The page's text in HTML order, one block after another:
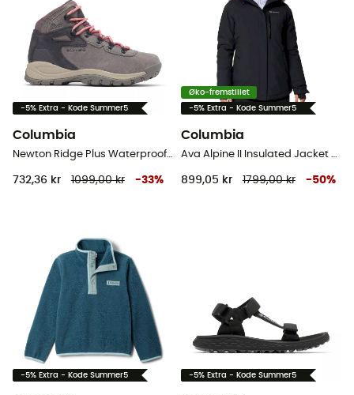
-5% Extra - Kode Summer5
Columbia
Newton Ridge Plus Waterproof Amped - Vandresko - Damer
732,36 kr 1099,00 kr -33%
Øko-fremstillet
-5% Extra - Kode Summer5
Columbia
Ava Alpine II Insulated Jacket - Skijakke - Damer
899,05 kr 1799,00 kr -50%
-5% Extra - Kode Summer5 -5% Extra - Kode Summer5